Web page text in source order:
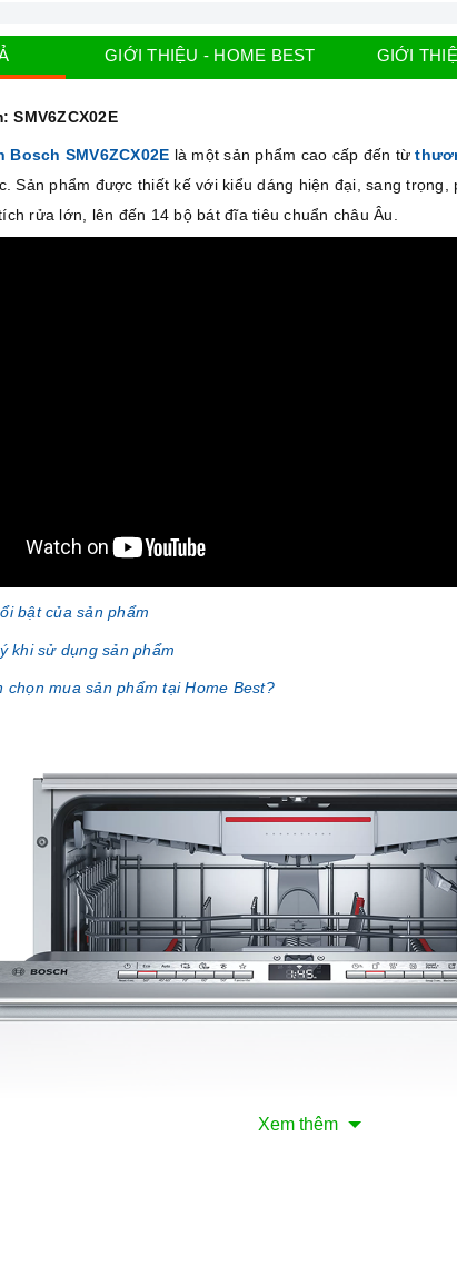
GIỚI THIỆU - HOME BEST GIỚI
SMV6ZCX02E
Bosch SMV6ZCX02E là một sản phẩm cao cấp đến từ
Sản phẩm được thiết kế với kiểu dáng hiện đại, sang trọng,
rửa lớn, lên đến 14 bộ bát đĩa tiêu chuẩn châu Âu.
bật của sản phẩm
khi sử dụng sản phẩm
chọn mua sản phẩm tại Home Best?
Xem thêm